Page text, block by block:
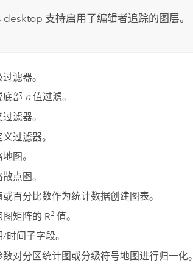
desktop 支持启用了编辑者追踪的图层。
滤器。
底部 n值过滤。
滤器。
过滤器。
图。
点图。
百分比数作为统计数据创建图表。
矩阵的 R2值。
时间子字段。
数对分区统计图或分级符号地图进行归一化。